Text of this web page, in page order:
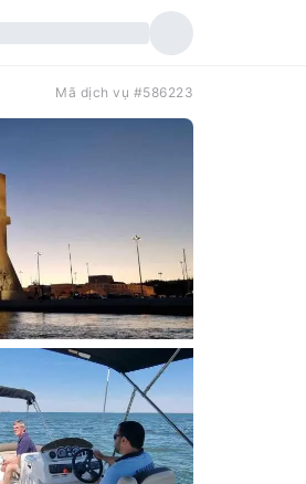
Mã dịch vụ #586223